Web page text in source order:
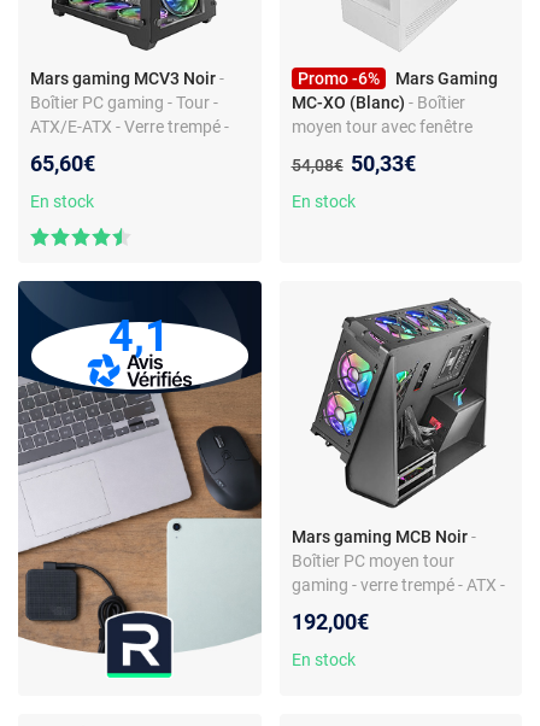
Mars gaming MCV3 Noir-
Boîtier PC gaming - Tour -
ATX/E-ATX - Verre trempé -
65,60€
En stock
Promo -6%
Mars Gaming
MC-XO (Blanc) - Boîtier
moyen tour avec fenêtre
trempé
Ancien prix :
54,08€ Nouveau prix :
50,33€
En stock
4,1
Mars gaming MCB Noir -
Boîtier PC moyen tour
gaming - verre trempé - ATX -
192,00€
En stock